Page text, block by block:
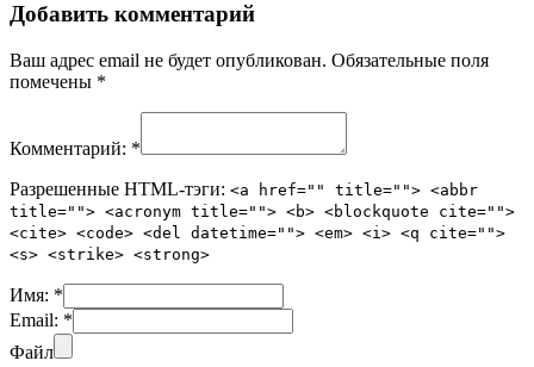
Добавить комментарий
Ваш адрес email не будет опубликован. Обязательные поля
помечены *
Комментарий: *
Разрешенные HTML-тэги: <a href="" title=""> <abbr
title=""> <acronym title=""> <b> <blockquote cite="">
<cite> <code> <del datetime=""> <em> <i> <q cite="">
<s> <strike> <strong>
Имя: *
Email: *
Файл